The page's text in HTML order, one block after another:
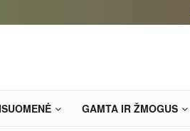
GAMTA IR ŽMOGUS